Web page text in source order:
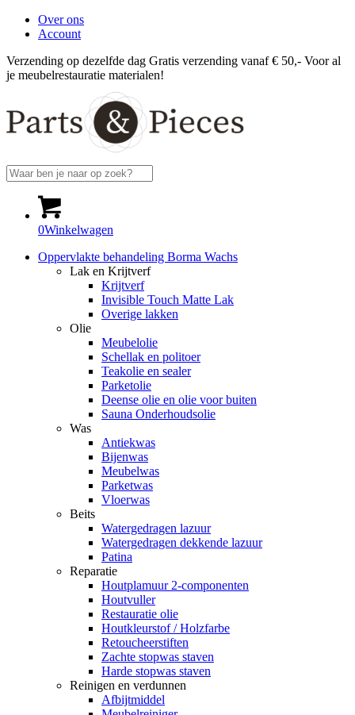
Over ons
Account
Verzending op dezelfde dag Gratis verzending vanaf € 50,- Voor al
je meubelrestauratie materialen!
0Winkelwagen
Oppervlakte behandeling Borma Wachs
Lak en Krijtverf
Krijtverf
Invisible Touch Matte Lak
Overige lakken
Olie
Meubelolie
Schellak en politoer
Teakolie en sealer
Parketolie
Deense olie en olie voor buiten
Sauna Onderhoudsolie
Was
Antiekwas
Bijenwas
Meubelwas
Parketwas
Vloerwas
Beits
Watergedragen lazuur
Watergedragen dekkende lazuur
Patina
Reparatie
Houtplamuur 2-componenten
Houtvuller
Restauratie olie
Houtkleurstof / Holzfarbe
Retoucheerstiften
Zachte stopwas staven
Harde stopwas staven
Reinigen en verdunnen
Afbijtmiddel